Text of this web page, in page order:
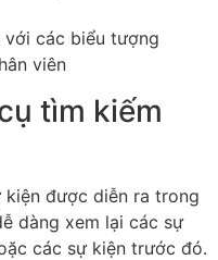
các biểu tượng
viên
tìm kiếm
được diễn ra trong
dàng xem lại các sự
các sự kiện trước đó.